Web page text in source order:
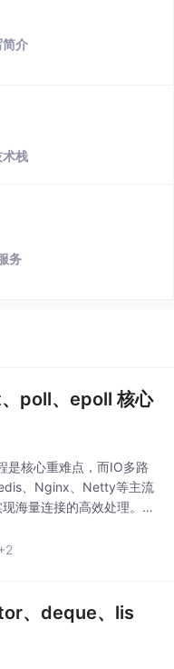
介
栈
务
poll、epoll 核心
是核心重难点，而IO多路
、Nginx、Netty等主流
海量连接的高效处理。本
高并发IO的核心演进逻
、deque、lis